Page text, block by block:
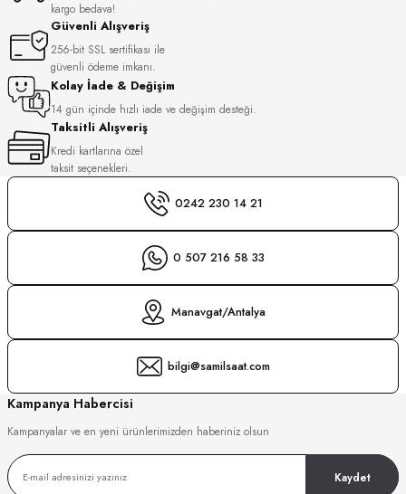
kargo bedava!
Güvenli Alışveriş
256-bit SSL sertifikası ile
güvenli ödeme imkanı.
Kolay İade & Değişim
14 gün içinde hızlı iade ve değişim desteği.
Taksitli Alışveriş
Kredi kartlarına özel
taksit seçenekleri.
0242 230 14 21
0 507 216 58 33
Manavgat/Antalya
bilgi@samilsaat.com
Kampanya Habercisi
Kampanyalar ve en yeni ürünlerimizden haberiniz olsun
Kaydet